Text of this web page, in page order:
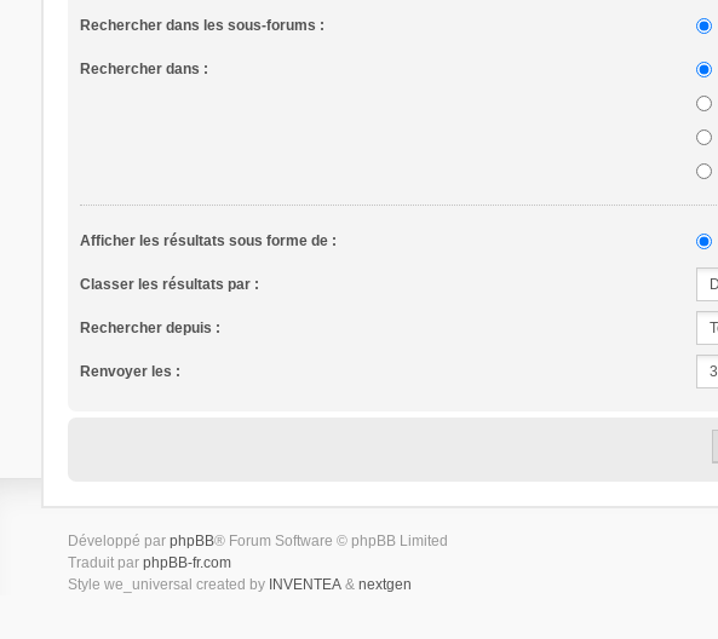
Rechercher dans les sous-forums :
Rechercher dans :
Afficher les résultats sous forme de :
Classer les résultats par :
Rechercher depuis :
Renvoyer les :
Développé par phpBB® Forum Software © phpBB Limited
Traduit par phpBB-fr.com
Style we_universal created by INVENTEA& nextgen